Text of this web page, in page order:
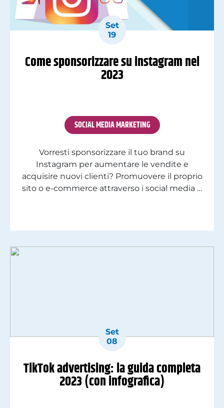
Set
19
Come sponsorizzare su instagram nel
2023
SOCIAL MEDIA MARKETING
Vorresti sponsorizzare il tuo brand su
Instagram per aumentare le vendite e
acquisire nuovi clienti? Promuovere il proprio
sito o e-commerce attraverso i social media è
permette solamente di far crescere il […]
Set
08
TikTok advertising: la guida completa
2023 (con infografica)